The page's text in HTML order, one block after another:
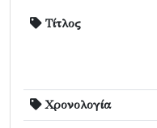
Τίτλος
Χρονολογία